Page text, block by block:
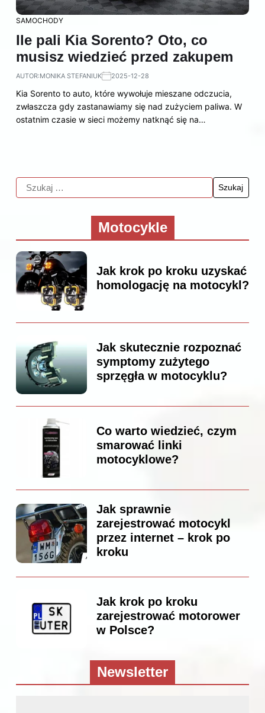
SAMOCHODY
Ile pali Kia Sorento? Oto, co
musisz wiedzieć przed zakupem
AUTOR:MONIKA STEFANIUK 2025-12-28
Kia Sorento to auto, które wywołuje mieszane odczucia,
zwłaszcza gdy zastanawiamy się nad zużyciem paliwa. W
ostatnim czasie w sieci możemy natknąć się na…
Motocykle
Jak krok po kroku uzyskać
homologację na motocykl?
Jak skutecznie rozpoznać
symptomy zużytego
sprzęgła w motocyklu?
Co warto wiedzieć, czym
smarować linki
motocyklowe?
Jak sprawnie
zarejestrować motocykl
przez internet – krok po
kroku
Jak krok po kroku
zarejestrować motorower
w Polsce?
Newsletter